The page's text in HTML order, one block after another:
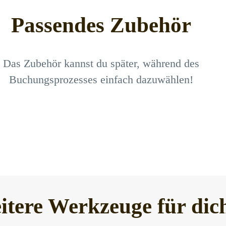
Passendes Zubehör
Das Zubehör kannst du später, während des
Buchungsprozesses einfach dazuwählen!
Werkzeuge für